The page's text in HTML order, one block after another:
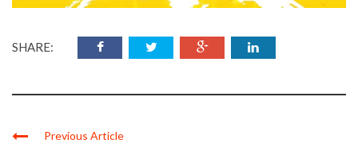
SHARE:
Previous Article